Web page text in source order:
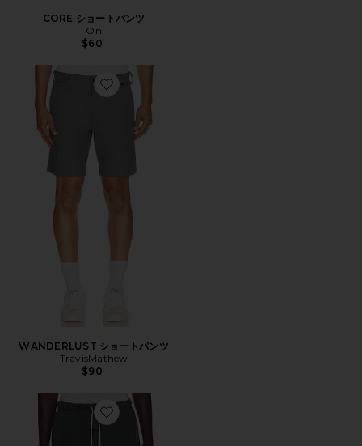
CORE ショートパンツ
On
$60
Favorite WANDERLUST ショートパンツ
WANDERLUST ショートパンツ
TravisMathew
$90
Favorite 90'S ショートパンツ